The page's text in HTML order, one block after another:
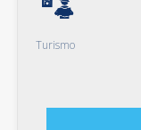
Turismo